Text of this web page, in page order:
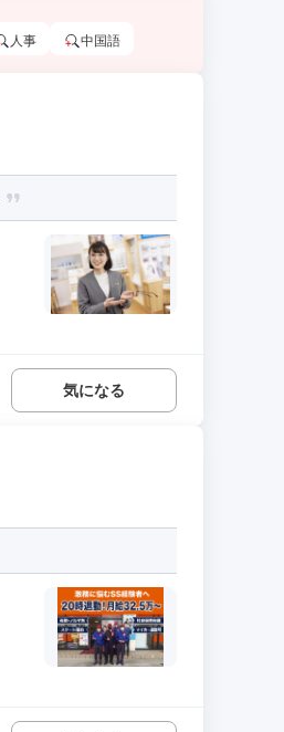
人事 中国語
気になる